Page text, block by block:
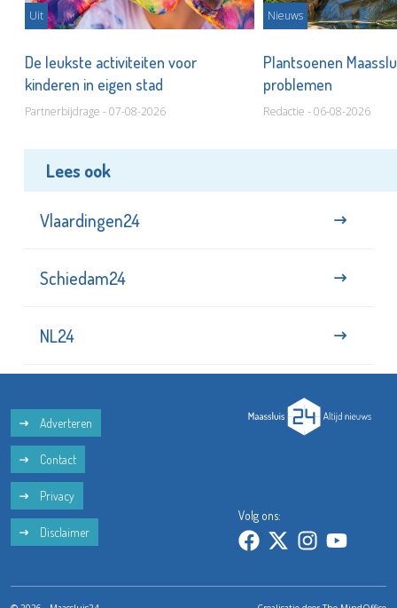
Uit
De leukste activiteiten voor
kinderen in eigen stad
Partnerbijdrage - 07-08-2026
Nieuws
Plantsoenen
problemen
Redactie - 06-08-2026
Lees ook
Vlaardingen24
Schiedam24
NL24
Adverteren
Contact
Privacy
Disclaimer
Volg ons: